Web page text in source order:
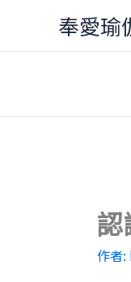
主
容
奉愛瑜
認
作者: